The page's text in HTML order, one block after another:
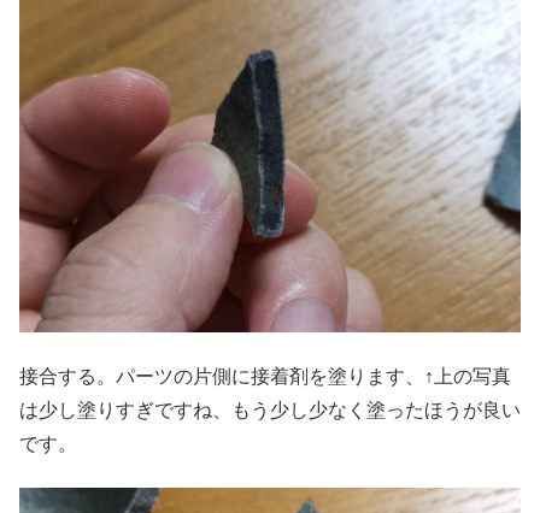
接合する。パーツの片側に接着剤を塗ります、↑上の写真
は少し塗りすぎですね、もう少し少なく塗ったほうが良い
です。